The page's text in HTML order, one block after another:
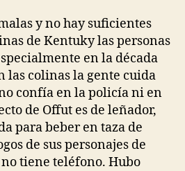
y no hay suficientes
de Kentuky las personas
en la década
las colinas la gente cuida
confía en la policía ni en
de Offut es de leñador,
para beber en taza de
de sus personajes de
tiene teléfono. Hubo